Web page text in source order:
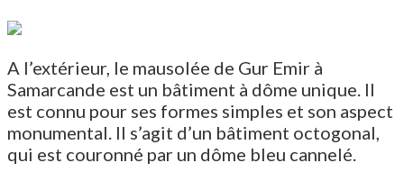
A l’extérieur, le mausolée de Gur Emir à
Samarcande est un bâtiment à dôme unique. Il
est connu pour ses formes simples et son aspect
monumental. Il s’agit d’un bâtiment octogonal,
qui est couronné par un dôme bleu cannelé.